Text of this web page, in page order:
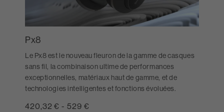
Px8
Le Px8 est le nouveau fleuron de la gamme de casques
sans fil, la combinaison ultime de performances
exceptionnelles, matériaux haut de gamme, et de
technologies intelligentes et fonctions évoluées.
420,32 €- 529 €